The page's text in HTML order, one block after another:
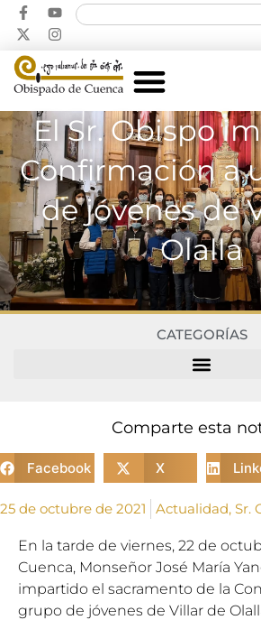
El Sr. Obispo
Confirmación a
de jóvenes de
Olalla
CATEGORÍAS
Comparte esta
Facebook X
25 de octubre de 2021 Actualidad, Sr.
En la tarde de viernes, 22 de
Cuenca, Monseñor José María
impartido el sacramento de la
grupo de jóvenes de Villar de